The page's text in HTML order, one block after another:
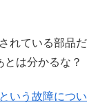
れている部品だ
は分かるな？
いう故障につい